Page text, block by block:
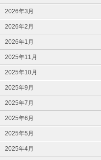
2026年3月
2026年2月
2026年1月
2025年11月
2025年10月
2025年9月
2025年7月
2025年6月
2025年5月
2025年4月